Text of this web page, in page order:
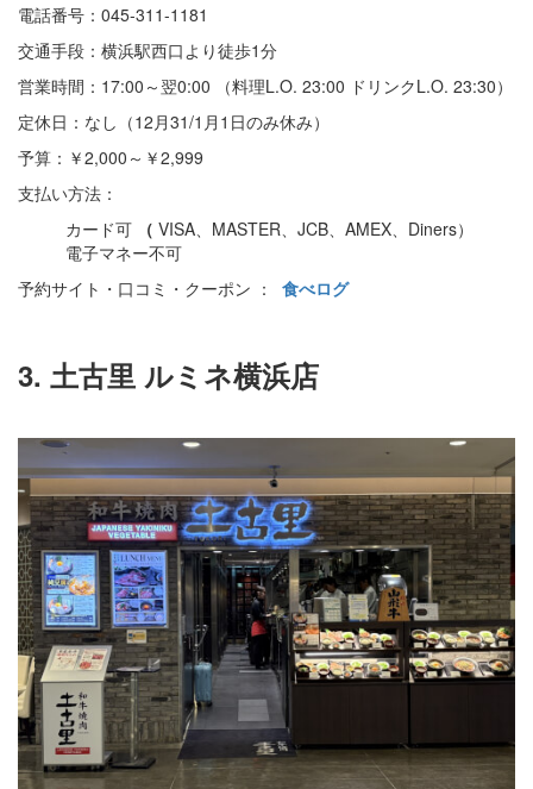
電話番号：045-311-1181
交通手段：横浜駅西口より徒歩1分
営業時間：17:00～翌0:00 （料理L.O. 23:00 ドリンクL.O. 23:30）
定休日：なし（12月31/1月1日のみ休み）
予算：￥2,000～￥2,999
支払い方法：
カード可
（ VISA、MASTER、JCB、AMEX、Diners）
電子マネー不可
予約サイト・口コミ・クーポン ： 食べログ
3. 土古里 ルミネ横浜店